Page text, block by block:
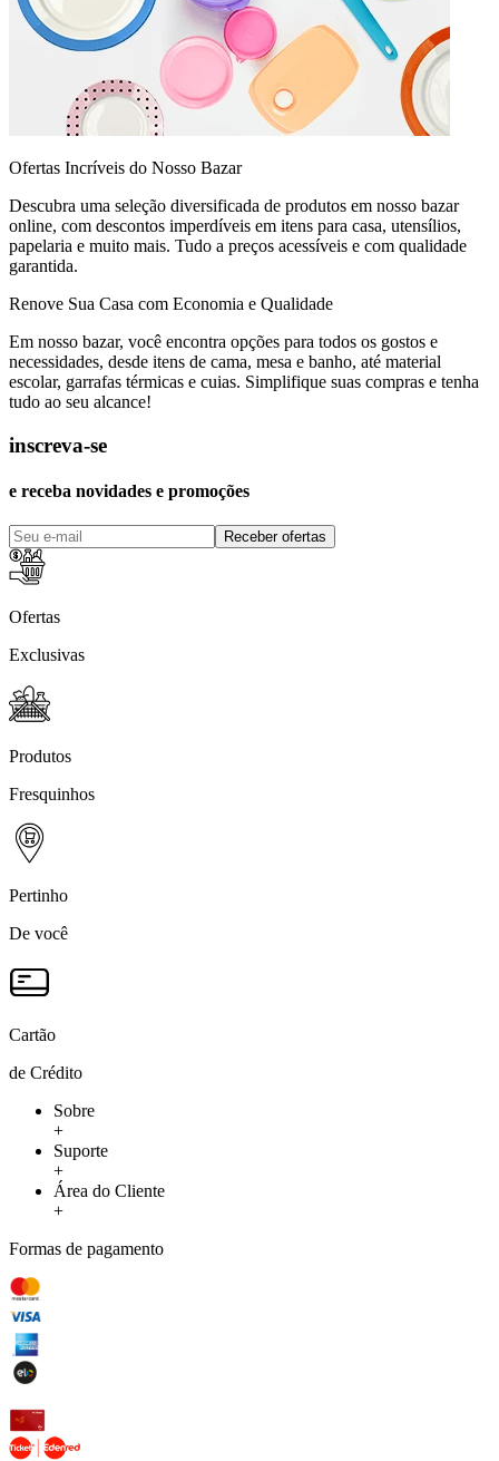
Ofertas Incríveis do Nosso Bazar
Descubra uma seleção diversificada de produtos em nosso bazar
online, com descontos imperdíveis em itens para casa, utensílios,
papelaria e muito mais. Tudo a preços acessíveis e com qualidade
garantida.
Renove Sua Casa com Economia e Qualidade
Em nosso bazar, você encontra opções para todos os gostos e
necessidades, desde itens de cama, mesa e banho, até material
escolar, garrafas térmicas e cuias. Simplifique suas compras e tenha
tudo ao seu alcance!
inscreva-se
e receba novidades e promoções
Receber ofertas
Ofertas
Exclusivas
Produtos
Fresquinhos
Pertinho
De você
Cartão
de Crédito
Sobre
+
Suporte
+
Área do Cliente
+
Formas de pagamento